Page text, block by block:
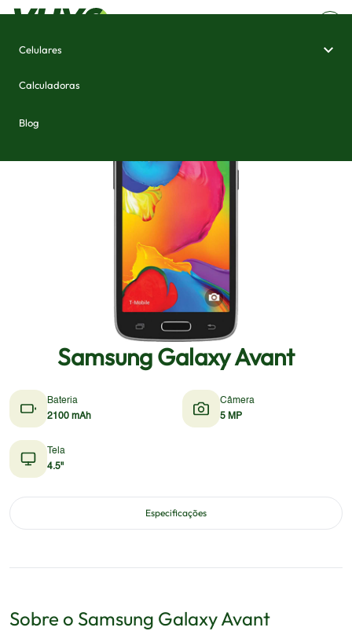
Celulares
Calculadoras
Blog
Samsung Galaxy Avant
Bateria
2100 mAh
Câmera
5 MP
Tela
4.5"
Especificações
Sobre o Samsung Galaxy Avant